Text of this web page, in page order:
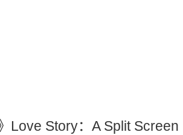
Love Story：A Split Screen